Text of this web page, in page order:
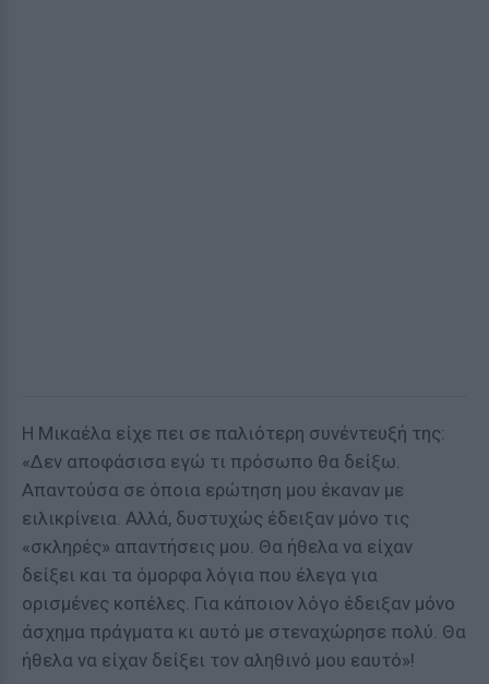
Η Μικαέλα είχε πει σε παλιότερη συνέντευξή της:
«Δεν αποφάσισα εγώ τι πρόσωπο θα δείξω.
Απαντούσα σε όποια ερώτηση μου έκαναν με
ειλικρίνεια. Αλλά, δυστυχώς έδειξαν μόνο τις
«σκληρές» απαντήσεις μου. Θα ήθελα να είχαν
δείξει και τα όμορφα λόγια που έλεγα για
ορισμένες κοπέλες. Για κάποιον λόγο έδειξαν μόνο
άσχημα πράγματα κι αυτό με στεναχώρησε πολύ. Θα
ήθελα να είχαν δείξει τον αληθινό μου εαυτό»!